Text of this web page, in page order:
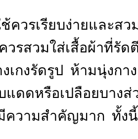
ควรเรียบง่ายและส
รสวมใส่เสื้อผ้าที่รัด
เกงรัดรูป ห้ามนุ่งก
แดดหรือเปลือยบาง
ความสำคัญมาก ทั้ง